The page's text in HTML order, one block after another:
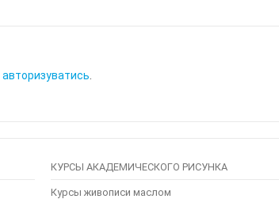
авторизуватись
КУРСЫ АКАДЕМИЧЕСКОГО РИСУНКА
Курсы живописи маслом